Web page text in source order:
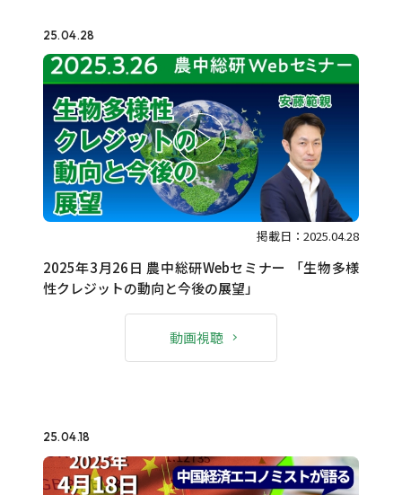
25.04.28
掲載日：2025.04.28
2025年3月26日 農中総研Webセミナー 「生物多様
性クレジットの動向と今後の展望」
動画視聴
25.04.18